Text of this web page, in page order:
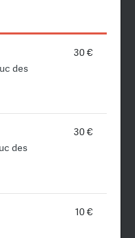
30 €
des
30 €
des
10 €